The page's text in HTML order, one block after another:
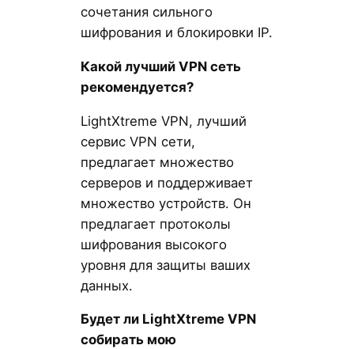
сочетания сильного
шифрования и блокировки IP.
Какой лучший VPN сеть
рекомендуется?
LightXtreme VPN, лучший
сервис VPN сети,
предлагает множество
серверов и поддерживает
множество устройств. Он
предлагает протоколы
шифрования высокого
уровня для защиты ваших
данных.
Будет ли LightXtreme VPN
собирать мою